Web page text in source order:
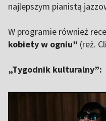
najlepszym pianistą
W programie również
kobiety w ogniu” (reż.
„Tygodnik kulturalny”: